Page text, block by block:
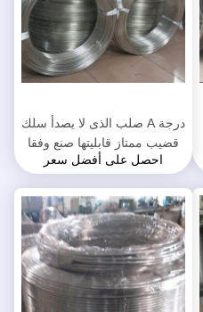
درجة A صلب الذى لا يصدأ سلك
قضيب ممتاز قابليتها صنع وفقا
لطلب الزبون طول
احصل على أفضل سعر